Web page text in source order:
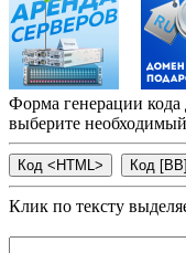
Форма генерации кода
выберите
Клик по тексту